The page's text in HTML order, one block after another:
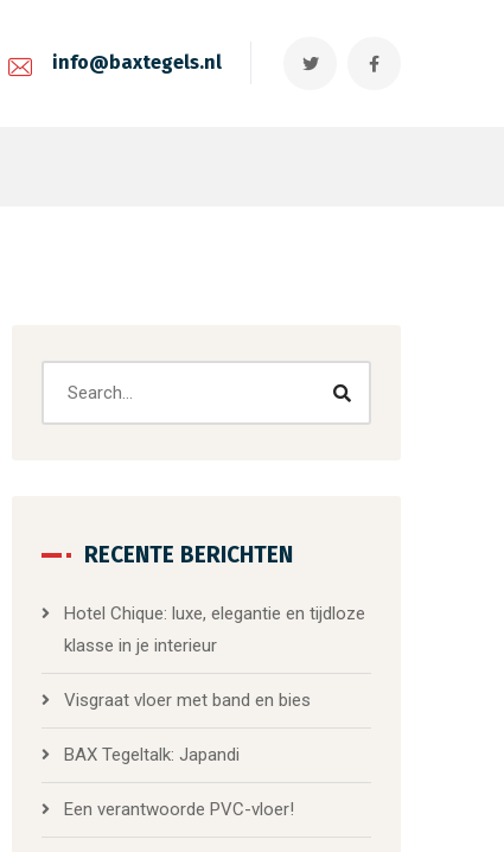
info@baxtegels.nl
RECENTE BERICHTEN
Hotel Chique: luxe, elegantie en tijdloze
klasse in je interieur
Visgraat vloer met band en bies
BAX Tegeltalk: Japandi
Een verantwoorde PVC-vloer!